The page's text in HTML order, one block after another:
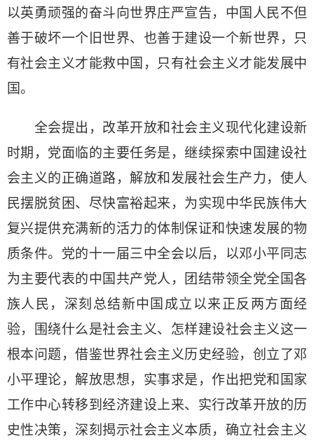
以英勇顽强的奋斗向世界庄严宣告，中国人民不但
善于破坏一个旧世界、也善于建设一个新世界，只
有社会主义才能救中国，只有社会主义才能发展中
国。
全会提出，改革开放和社会主义现代化建设新
时期，党面临的主要任务是，继续探索中国建设社
会主义的正确道路，解放和发展社会生产力，使人
民摆脱贫困、尽快富裕起来，为实现中华民族伟大
复兴提供充满新的活力的体制保证和快速发展的物
质条件。党的十一届三中全会以后，以邓小平同志
为主要代表的中国共产党人，团结带领全党全国各
族人民，深刻总结新中国成立以来正反两方面经
验，围绕什么是社会主义、怎样建设社会主义这一
根本问题，借鉴世界社会主义历史经验，创立了邓
小平理论，解放思想，实事求是，作出把党和国家
工作中心转移到经济建设上来、实行改革开放的历
史性决策，深刻揭示社会主义本质，确立社会主义